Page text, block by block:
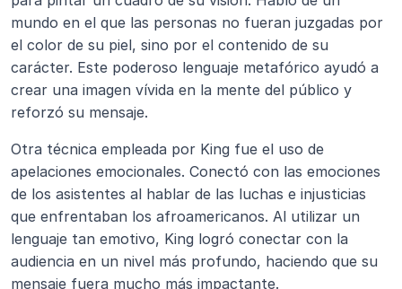
mundo en el que las personas no fueran juzgadas por
el color de su piel, sino por el contenido de su
carácter. Este poderoso lenguaje metafórico ayudó a
crear una imagen vívida en la mente del público y
reforzó su mensaje.
Otra técnica empleada por King fue el uso de
apelaciones emocionales. Conectó con las emociones
de los asistentes al hablar de las luchas e injusticias
que enfrentaban los afroamericanos. Al utilizar un
lenguaje tan emotivo, King logró conectar con la
audiencia en un nivel más profundo, haciendo que su
mensaje fuera mucho más impactante.